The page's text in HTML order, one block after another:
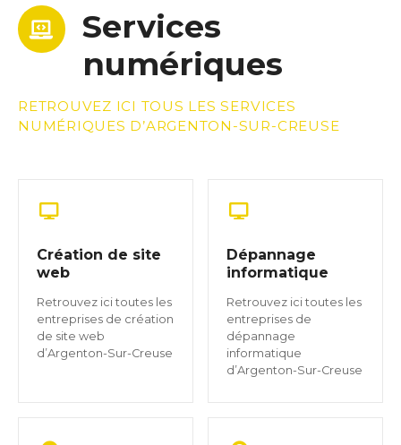
Services
numériques
RETROUVEZ ICI TOUS LES SERVICES
NUMÉRIQUES D’ARGENTON-SUR-CREUSE
Création de site
web
Retrouvez ici toutes les
entreprises de création
de site web
d’Argenton-Sur-Creuse
Dépannage
informatique
Retrouvez ici toutes les
entreprises de
dépannage
informatique
d’Argenton-Sur-Creuse